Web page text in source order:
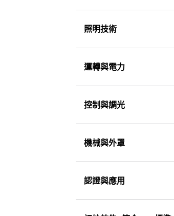
照明技術
運轉與電力
控制與調光
機械與外罩
認證與應用